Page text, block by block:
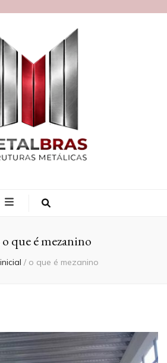
o que é mezanino
/ o que é mezanino